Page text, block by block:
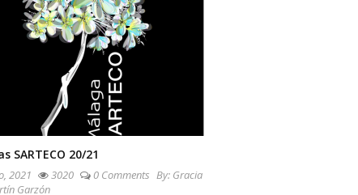
SARTECO 20/21
2021 3020 0 Comments By: Gracia
Garzón